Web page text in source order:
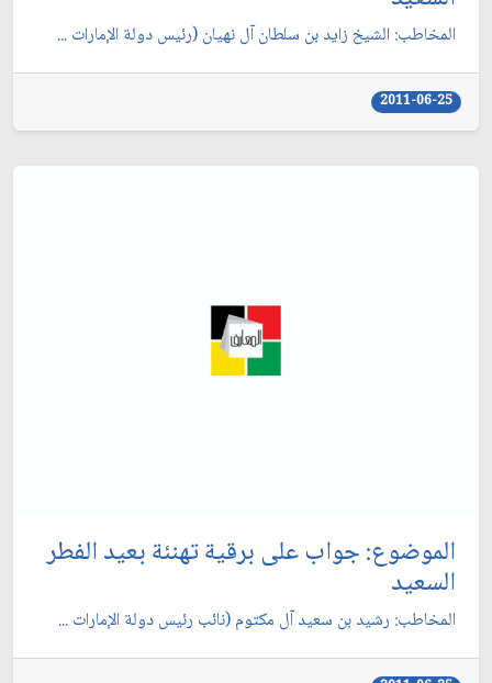
المخاطب: الشيخ زايد بن سلطان آل نهيان (رئيس دولة الإمارات ...
2011-06-25
الموضوع: جواب على برقية تهنئة بعيد الفطر
السعيد
المخاطب: رشيد بن سعيد آل مكتوم (نائب رئيس دولة الإمارات ...